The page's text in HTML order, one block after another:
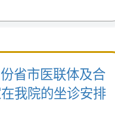
省市医联体及合
我院的坐诊安排